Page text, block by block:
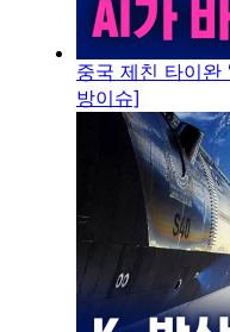
중국 제친 타이
방이슈]